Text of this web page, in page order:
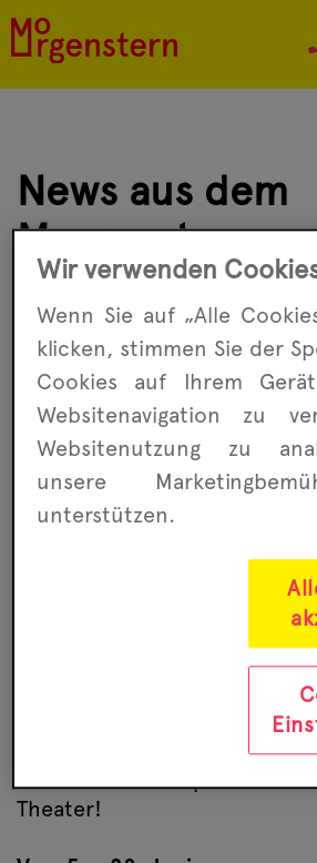
News aus dem
Morgenstern
Wenn Ihr auf dem
was im Morgenstern
immer mal wieder in den
Besondere Veranstaltungen
Highlights
. Oder aber Ihr
FacebookoderInstagram
Wir freuen uns über Euer
Losgelesen!
Lernt preisgekrönte
neusten Bücher aus ganz
kennen. Kommt in ihre
zeichnet eine Graphic Novel
Theater!
Wir verwenden
Wenn Sie auf „Alle
klicken, stimmen Sie der
Cookies auf Ihrem
Websitenavigation zu
Website­nutzung zu
unsere
unterstützen.